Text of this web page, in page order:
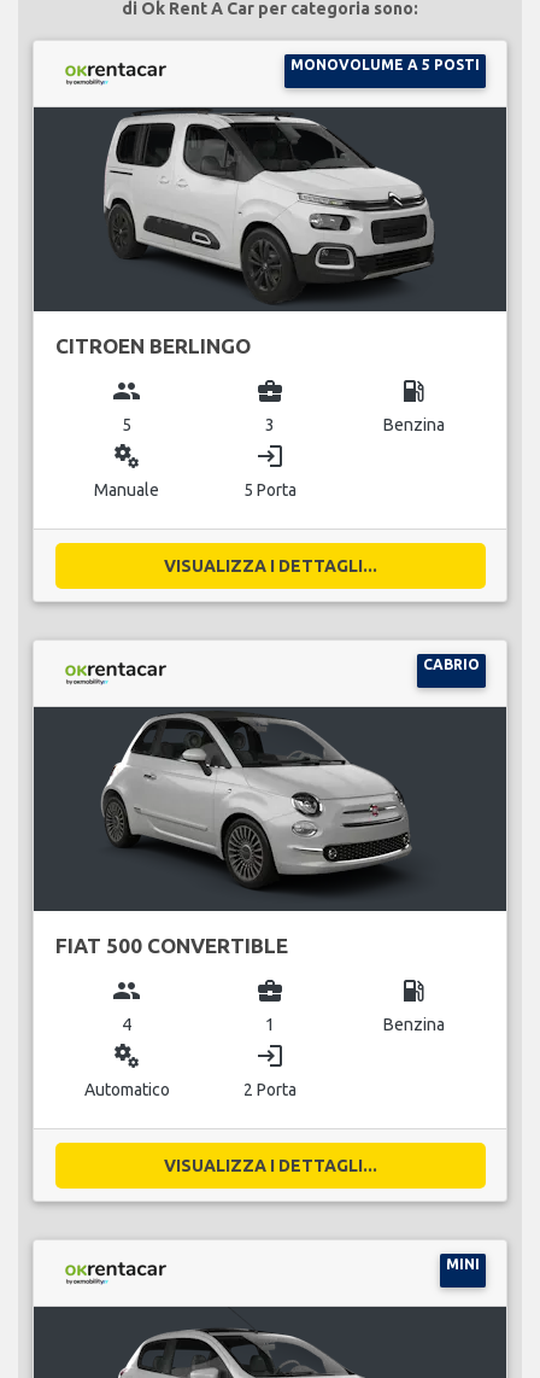
di Ok Rent A Car per categoria sono:
MONOVOLUME A 5 POSTI
CITROEN BERLINGO
group
5
business_center
3
local_gas_station
Benzina
miscellaneous_services
Manuale
login
5 Porta
VISUALIZZA I DETTAGLI...
CABRIO
FIAT 500 CONVERTIBLE
group
4
business_center
1
local_gas_station
Benzina
miscellaneous_services
Automatico
login
2 Porta
VISUALIZZA I DETTAGLI...
MINI